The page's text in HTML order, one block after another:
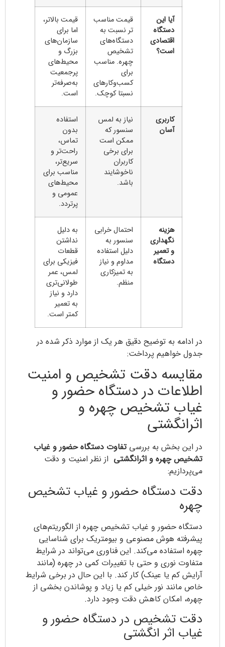
آیا این
دستگاه
اقتصادی
است؟
قیمت مناسب
تر نسبت به
دستگاه‌های
تشخیص
چهره. مناسب
برای
کسب‌وکارهای
نسبتا کوچک.
قیمت بالاتر،
اما برای
سازمان‌های
بزرگ و
محیط‌های
پرجمعیت
به‌صرفه‌تر
است.
کاربری
آسان
نیاز به لمس
سنسور که
ممکن است
برای برخی
کاربران
ناخوشایند
باشد.
استفاده
بدون
تماس،
راحت‌تر و
سریع‌تر،
مناسب برای
محیط‌های
عمومی و
پرتردد.
هزینه
نگهداری
و تعمیر
دستگاه
احتمال خرابی
سنسور به
دلیل استفاده
مداوم و نیاز
به تمیزکاری
منظم.
به دلیل
نداشتن
قطعات
فیزیکی برای
لمس، عمر
طولانی‌تری
دارد و نیاز
به تعمیر
کمتر است.
در ادامه به توضیح دقیق هر یک از موارد ذکر شده در
جدول خواهیم پرداخت:
مقایسه دقت تشخیص و امنیت
اطلاعات در دستگاه حضور و
غیاب تشخیص چهره و
اثرانگشتی
در این بخش به بررسیتفاوت دستگاه حضور و غیاب
تشخیص چهره و اثرانگشتی از نظر امنیت و دقت
می‌پردازیم:
دقت دستگاه حضور و غیاب تشخیص
چهره
دستگاه حضور و غیاب تشخیص چهره از الگوریتم‌های
پیشرفته هوش مصنوعی و بیومتریک برای شناسایی
چهره استفاده می‌کند. این فناوری می‌تواند در شرایط
متفاوت نوری و حتی با تغییرات کمی در چهره (مانند
آرایش کم یا عینک) کار کند. با این ‌حال در برخی شرایط
خاص مانند نور خیلی کم یا زیاد و پوشاندن بخشی از
چهره، امکان کاهش دقت وجود دارد.
دقت تشخیص در دستگاه حضور و
غیاب اثر انگشتی